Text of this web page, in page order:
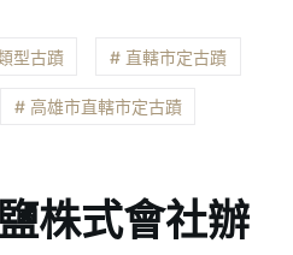
型古蹟 # 直轄市定古蹟
# 高雄市直轄市定古蹟
株式會社辦